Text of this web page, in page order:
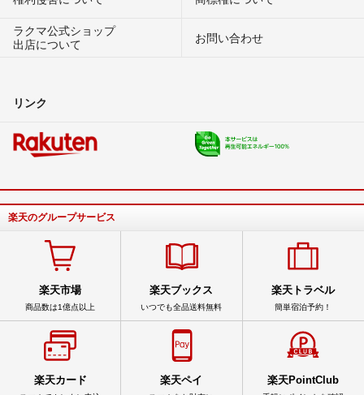
ラクマ公式ショップ
出店について
お問い合わせ
リンク
楽天のグループサービス
楽天市場
商品数は1億点以上
楽天ブックス
いつでも全品送料無料
楽天トラベル
簡単宿泊予約！
楽天カード 楽天ペイ 楽天PointClub